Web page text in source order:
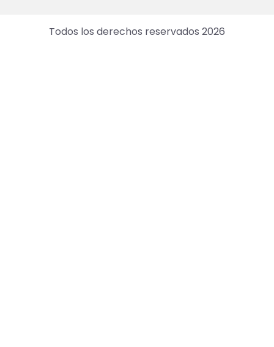
Todos los derechos reservados 2026